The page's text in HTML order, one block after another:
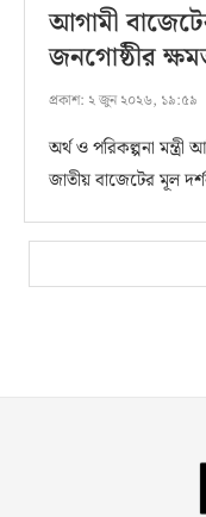
আগামী
জনগোষ্ঠীর
প্রকাশ: ২ জুন ২০২৬, ১৯:৫৯
অর্থ ও পরিকল্পনা
জাতীয় বাজেটের মূল